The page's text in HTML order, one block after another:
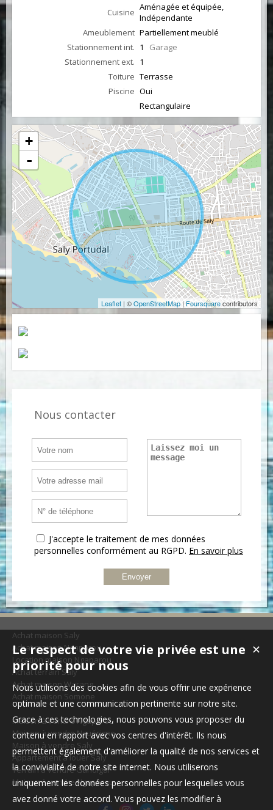
Cuisine Aménagée et équipée,
Indépendante
Ameublement Partiellement meublé
Stationnement int. 1 Garage
Stationnement ext. 1
Toiture Terrasse
Piscine Oui
Rectangulaire
+
-
Leaflet | ©OpenStreetMap | Foursquarecontributors
Nous contacter
J'accepte le traitement de mes données
personnelles conformément au RGPD. En savoir plus
Achat maison Saly
Achat maison Ngaparou
Location maison Ngaparou
Achat terrain Saly
Achat maison Warang
Achat maison Somone
Maison à vendre Ngaparou
Maison à vendre Nguérigne
Maison à vendre Saly
Appartement à louer Saly
Terrain à vendre Gandigal
Maison à vendre Ngaparou
✕
Le respect de votre vie privée est une
priorité pour nous
Nous utilisons des cookies afin de vous offrir une expérience
optimale et une communication pertinente sur notre site.
Grace à ces technologies, nous pouvons vous proposer du
contenu en rapport avec vos centres d'intérêt. Ils nous
permettent également d'améliorer la qualité de nos services et
la convivialité de notre site internet. Nous utiliserons
uniquement les données personnelles pour lesquelles vous
avez donné votre accord. Vous pouvez les modifier à